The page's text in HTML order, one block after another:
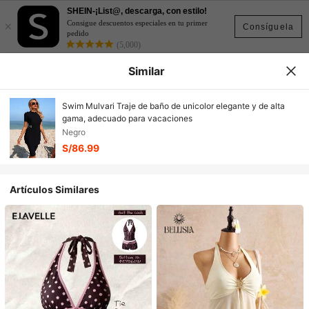
Consíguela
×
SHEIN-¡List@, descarga, con estilo!
Consigue descuentos especiales en tu primer
pedido
(5,000)
Similar
Swim Mulvari Traje de baño de unicolor elegante y de alta
gama, adecuado para vacaciones
Negro
S/86.99
Artículos Similares